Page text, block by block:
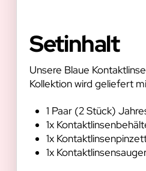
Setinhalt
Unsere Blaue
Kollektion wird geliefert
1 Paar (2 Stück)
1x
1x
1x